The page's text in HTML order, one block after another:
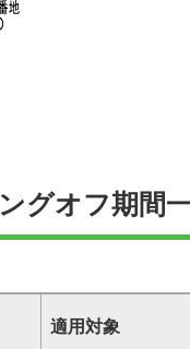
グオフ期間
適用対象